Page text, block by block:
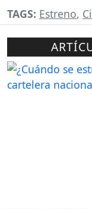
TAGS: Estreno,